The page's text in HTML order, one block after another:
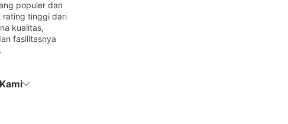
populer dan
rating tinggi dari
kualitas,
fasilitasnya